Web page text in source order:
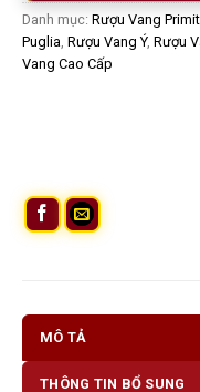
Danh mục: Rượu Vang
Puglia, Rượu Vang Ý, Rượu
Vang Cao Cấp
MÔ TẢ
THÔNG TIN BỔ SUNG